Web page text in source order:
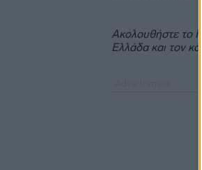
Ακολουθήστε το
Ελλάδα και τον